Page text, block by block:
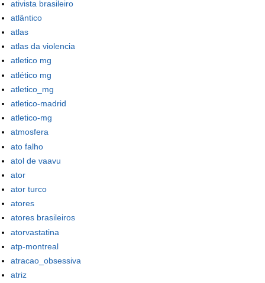
ativista brasileiro
atlântico
atlas
atlas da violencia
atletico mg
atlético mg
atletico_mg
atletico-madrid
atletico-mg
atmosfera
ato falho
atol de vaavu
ator
ator turco
atores
atores brasileiros
atorvastatina
atp-montreal
atracao_obsessiva
atriz